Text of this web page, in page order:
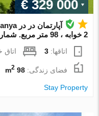
€ 329 000
2 خوابه ، 98 متر مربع. شماره 72030
اتاقها:3
فضای زندگی:98 m
2
Stay Property